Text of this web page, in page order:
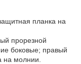
планка на
прорезной
боковые; правый
на молнии.